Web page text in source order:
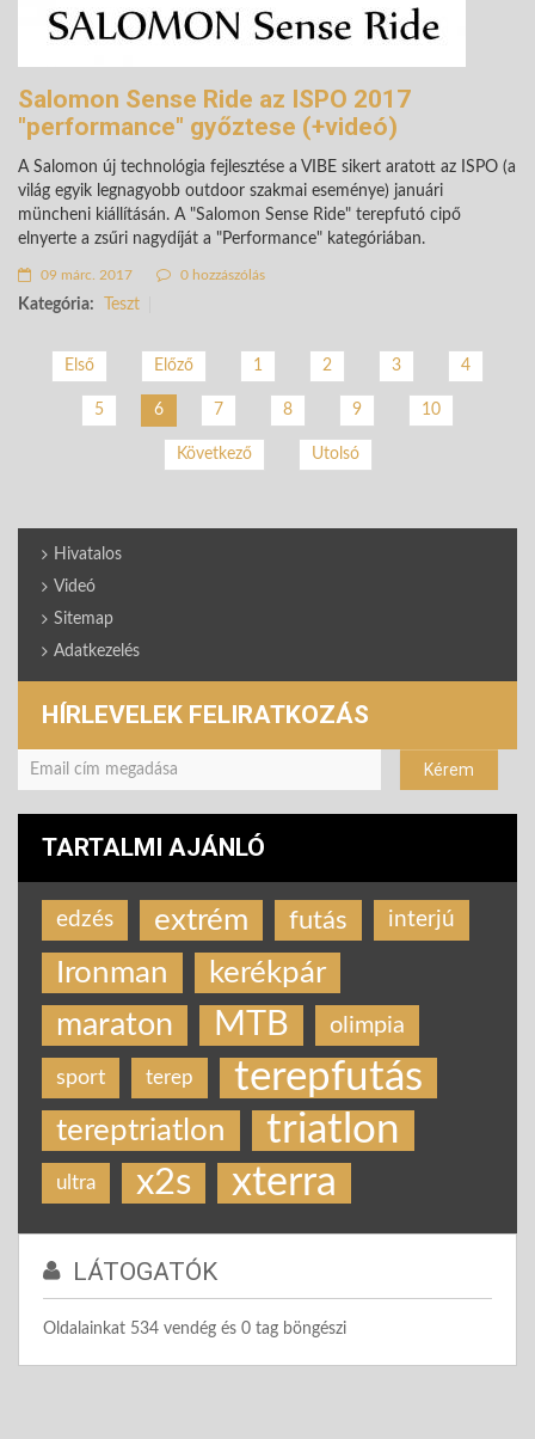
Salomon Sense Ride az ISPO 2017
"performance" győztese (+videó)
A Salomon új technológia fejlesztése a VIBE sikert aratott az ISPO (a
világ egyik legnagyobb outdoor szakmai eseménye) januári
müncheni kiállításán. A "Salomon Sense Ride" terepfutó cipő
elnyerte a zsűri nagydíját a "Performance" kategóriában.
09 márc. 2017 0 hozzászólás
Kategória: Teszt
Első Előző 1 2 3 4
5 6 7 8 9 10
Következő Utolsó
Hivatalos
Videó
Sitemap
Adatkezelés
HÍRLEVELEK FELIRATKOZÁS
TARTALMI AJÁNLÓ
edzés extrém futás interjú
Ironman kerékpár
maraton MTB olimpia
sport terep terepfutás
tereptriatlon triatlon
ultra x2s xterra
LÁTOGATÓK
Oldalainkat 534 vendég és 0 tag böngészi